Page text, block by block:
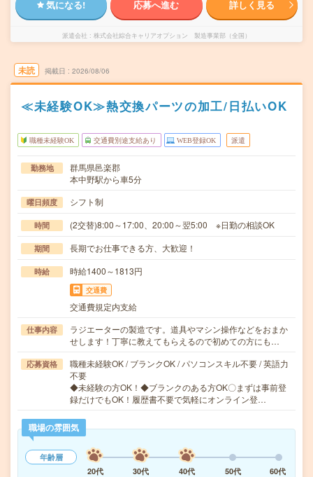
気になる! 応募へ進む 詳しく見る
派遣会社 株式会社綜合キャリアオプション 製造事業部（全国）
未読 掲載日 2026/08/06
≪未経験OK≫熱交換パーツの加工/日払いOK
職種未経験OK 交通費別途支給あり WEB登録OK 派遣
勤務地
群馬県邑楽郡
本中野駅から車5分
曜日頻度 シフト制
時間 (2交替)8:00～17:00、20:00～翌5:00 ※日勤の相談OK
期間 長期でお仕事できる方、大歓迎！
時給 時給1400～1813円
交通費
交通費規定内支給
仕事内容
ラジエーターの製造です。道具やマシン操作などをおまか
せします！丁寧に教えてもらえるので初めての方にも…
応募資格
職種未経験OK / ブランクOK / パソコンスキル不要 / 英語力
不要
◆未経験の方OK！◆ブランクのある方OK〇まずは事前登
録だけでもOK！履歴書不要で気軽にオンライン登…
職場の雰囲気
年齢層
20代
30代 40代 50代 60代